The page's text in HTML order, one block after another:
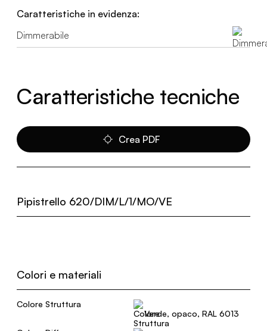
Caratteristiche in evidenza:
Dimmerabile
Caratteristiche tecniche
Crea PDF
Pipistrello 620/DIM/L/1/MO/VE
Colori e materiali
Colore Struttura
Verde, opaco, RAL 6013